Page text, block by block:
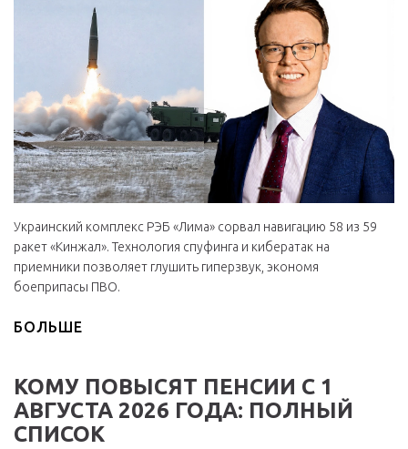
Украинский комплекс РЭБ «Лима» сорвал навигацию 58 из 59
ракет «Кинжал». Технология спуфинга и кибератак на
приемники позволяет глушить гиперзвук, экономя
боеприпасы ПВО.
БОЛЬШЕ
КОМУ ПОВЫСЯТ ПЕНСИИ С 1
АВГУСТА 2026 ГОДА: ПОЛНЫЙ
СПИСОК